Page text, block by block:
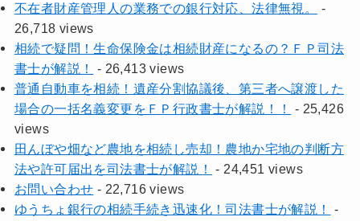
不在者財産管理人の業務での銀行対応、法律無視。
-
26,718 views
相続で疑問！生命保険金は相続財産になるの？ＦＰ司法
書士が解説！
- 26,413 views
普通自動車を相続！遺産分割協議後、第三者へ譲渡した
場合の一括名義変更をＦＰ行政書士が解説！！
- 25,426
views
田んぼや畑など農地を相続し売却！農地か宅地の判断方
法や許可届出を司法書士が解説！
- 24,451 views
お問い合わせ - 22,716 views
ゆうちょ銀行の相続手続き迅速化！司法書士が解説！
-